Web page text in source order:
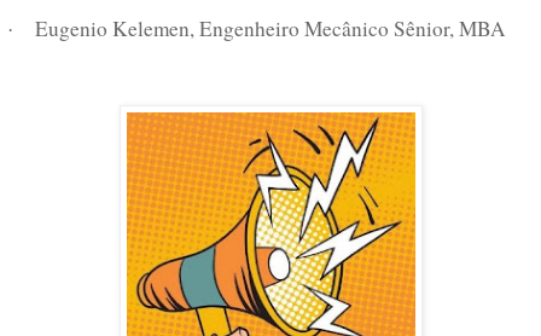
· Eugenio Kelemen, Engenheiro Mecânico Sênior, MBA